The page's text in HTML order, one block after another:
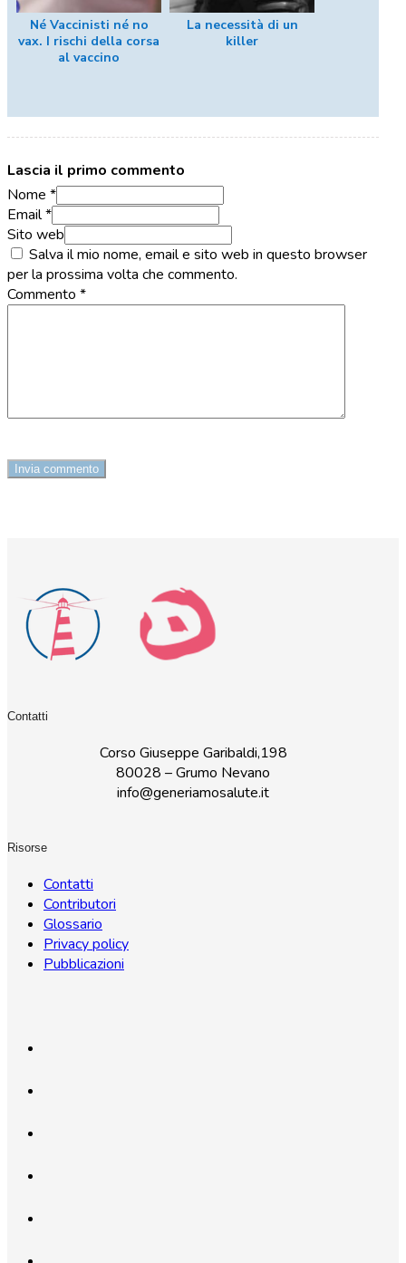
Né Vaccinisti né no
vax. I rischi della corsa
al vaccino
La necessità di un
killer
Lascia il primo commento
Nome *
Email *
Sito web
Salva il mio nome, email e sito web in questo browser
per la prossima volta che commento.
Commento *
Contatti
Corso Giuseppe Garibaldi,198
80028 – Grumo Nevano
info@generiamosalute.it
Risorse
Contatti
Contributori
Glossario
Privacy policy
Pubblicazioni